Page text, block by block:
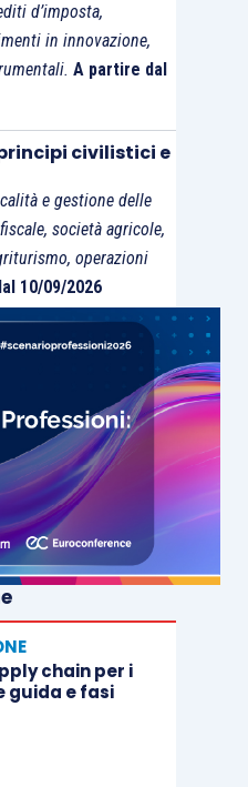
d’imposta,
in innovazione,
A partire dal
civilistici e
e gestione delle
società agricole,
operazioni
10/09/2026
chain per i
guida e fasi